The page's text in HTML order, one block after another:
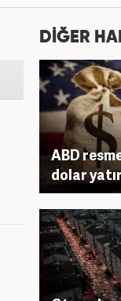
DİĞER
ABD
dolar